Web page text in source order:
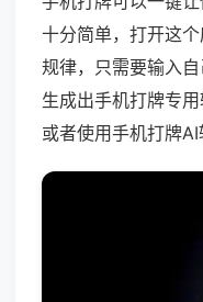
十分简单，打开这
规律，只需要输入
生成出手机打牌专
或者使用手机打牌AI